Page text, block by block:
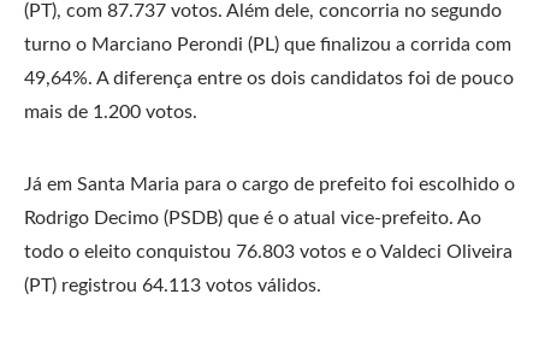
(PT), com 87.737 votos. Além dele, concorria no segundo
turno o Marciano Perondi (PL) que finalizou a corrida com
49,64%. A diferença entre os dois candidatos foi de pouco
mais de 1.200 votos.
Já em Santa Maria para o cargo de prefeito foi escolhido o
Rodrigo Decimo (PSDB) que é o atual vice-prefeito. Ao
todo o eleito conquistou 76.803 votos e o Valdeci Oliveira
(PT) registrou 64.113 votos válidos.